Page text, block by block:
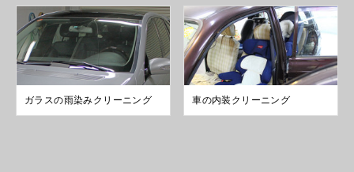
ガラスの雨染みクリーニング 車の内装クリーニング